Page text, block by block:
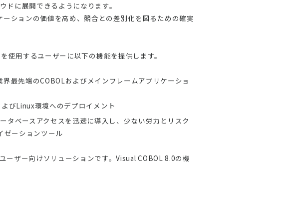
に展開できるようになります。
ションの価値を高め、競合との差別化を図るための確実
用するユーザーに以下の機能を提供します。
先端のCOBOLおよびメインフレームアプリケーショ
びLinux環境へのデプロイメント
タベースアクセスを迅速に導入し、少ない労力とリスク
ゼーションツール
ザー向けソリューションです。Visual COBOL 8.0の機